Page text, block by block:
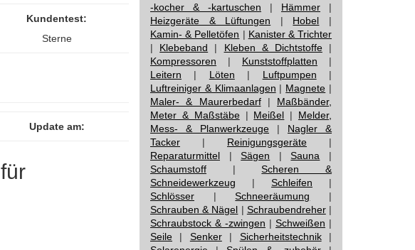
Kundentest:
Sterne
Update am:
-kocher & -kartuschen | Hämmer |
Heizgeräte & Lüftungen | Hobel |
Kamin- & Pelletöfen | Kanister & Trichter
| Klebeband | Kleben & Dichtstoffe|
Kompressoren | Kunststoffplatten |
Leitern | Löten | Luftpumpen |
Luftreiniger & Klimaanlagen | Magnete |
Maler- & Maurerbedarf| Maßbänder,
Meter & Maßstäbe| Meißel | Melder,
Mess- & Planwerkzeuge | Nagler &
Tacker | Reinigungsgeräte |
Reparaturmittel |Sägen |Sauna |
Schaumstoff |Scheren &
Schneidewerkzeug | Schleifen |
Schlösser |Schneeräumung |
Schrauben & Nägel | Schraubendreher|
Schraubstock & -zwingen | Schweißen |
Seile | Senker| Sicherheitstechnik|